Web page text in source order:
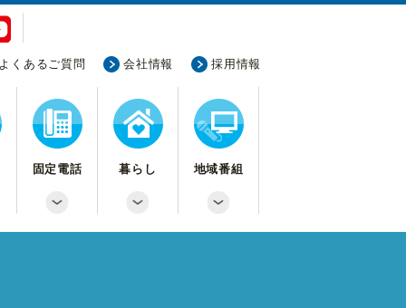
くあるご質問 会社情報 採用情報
固定電話 暮らし 地域番組